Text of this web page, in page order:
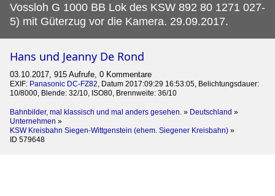
Vossloh G 1000 BB Lok des KSW 892 80 1271 027-
5) mit Güterzug vor die Kamera. 29.09.2017.
Hans und Jeanny De Rond
03.10.2017, 915 Aufrufe, 0 Kommentare
EXIF: Panasonic DC-FZ82, Datum 2017:09:29 16:53:05, Belichtungsdauer:
10/8000, Blende: 32/10, ISO80, Brennweite: 36/10
Bahnbilder, mal klassisch und mal anders gesehen. » Deutschland »
Unternehmen »
KSW Kreisbahn Siegen-Wittgenstein (ehem. Siegener Kreisbahn) »
ID 579648